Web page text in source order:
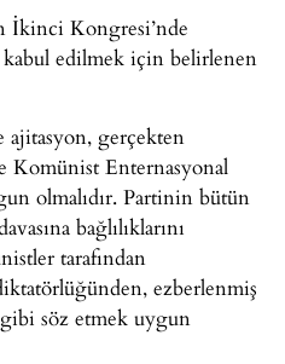
İkinci Kongresi’nde
edilmek için belirlenen
ajitasyon, gerçekten
Komünist Enternasyonal
olmalıdır. Partinin bütün
bağlılıklarını
tarafından
ezberlenmiş
söz etmek uygun